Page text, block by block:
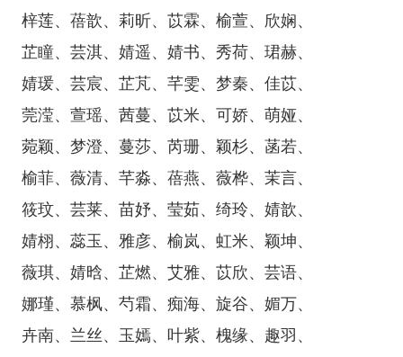
梓莲、蓓歆、莉昕、苡霖、榆萱、欣娴、
芷瞳、芸淇、婧遥、婧书、秀荷、珺赫、
婧瑗、芸宸、芷芃、芊雯、梦秦、佳苡、
莞滢、萱瑶、茜蔓、苡米、可娇、萌娅、
菀颖、梦澄、蔓莎、芮珊、颖杉、菡若、
榆菲、薇清、芊淼、蓓燕、薇桦、茉言、
筱玟、芸莱、苗妤、莹茹、绮玲、婧歆、
婧栩、蕊玉、雅彦、榆岚、虹米、颖坤、
薇琪、婧晗、芷燃、艾雅、苡欣、芸语、
娜瑾、慕枫、芍霜、痴海、旋谷、媚万、
卉南、兰丝、玉嫣、叶紫、槐缘、趣羽、